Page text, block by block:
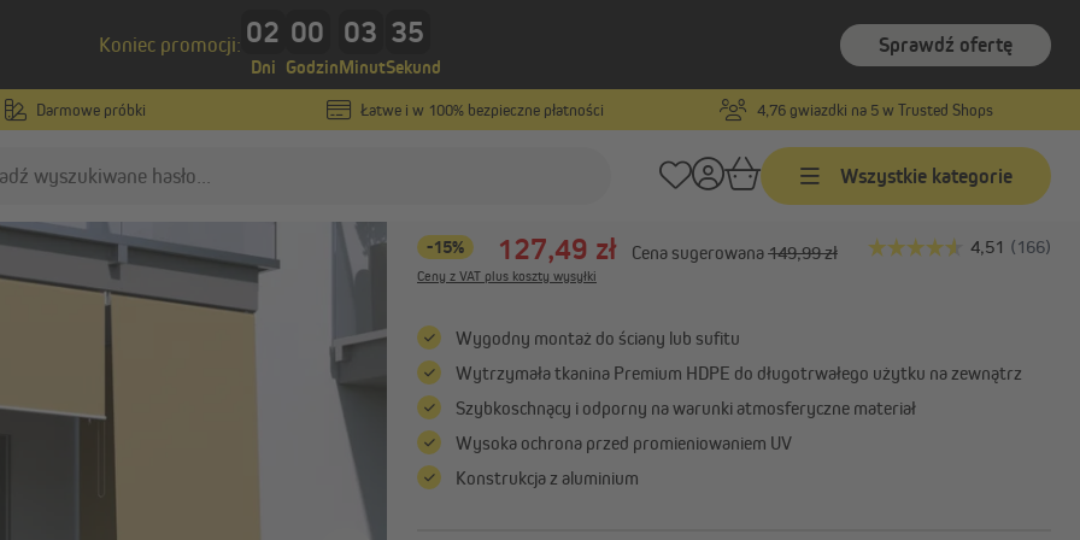
Sprawdź ofertę
Koniec promocji: 02
Dni
00
Godzin
03
Minut
34
Sekund
Darmowe próbki Łatwe i w 100% bezpieczne płatności 4,76 gwiazdki na 5 w Trusted Shops
Wszystkie kategorie
Moskitiery na wymiar
Moskitiery drzwiowe
Rolety zewnętrzne
na wymiar
Pancerze do rolet zewnętrznych
na wymiar
Żaluzje fasadowe na wymiar
Pokaż wszystko
Markizy w standardowych
rozmiarach
Markizy z ramionami
przegubowymi
w standardowych rozmiarach
paramondo Numer produktu:1000016015
Roleta na balkon/markiza pionowa100 x 240 cm,
-15% 127,49 zł Cena sugerowana149,99 zł
Ceny z VAT plus koszty wysyłki
Wygodny montaż do ściany lub sufitu
Wytrzymała tkanina Premium HDPE do długotrwałego użytku na zewnątrz
Szybkoschnący i odporny na warunki atmosferyczne materiał
Wysoka ochrona przed promieniowaniem UV
Konstrukcja z aluminium